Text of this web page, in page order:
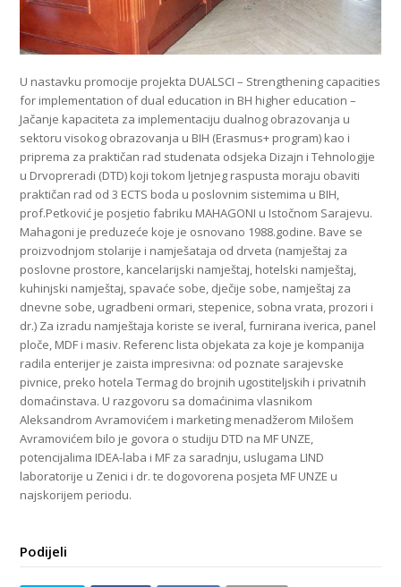
U nastavku promocije projekta DUALSCI – Strengthening capacities
for implementation of dual education in BH higher education –
Jačanje kapaciteta za implementaciju dualnog obrazovanja u
sektoru visokog obrazovanja u BIH (Erasmus+ program) kao i
priprema za praktičan rad studenata odsjeka Dizajn i Tehnologije
u Drvopreradi (DTD) koji tokom ljetnjeg raspusta moraju obaviti
praktičan rad od 3 ECTS boda u poslovnim sistemima u BIH,
prof.Petković je posjetio fabriku MAHAGONI u Istočnom Sarajevu.
Mahagoni je preduzeće koje je osnovano 1988.godine. Bave se
proizvodnjom stolarije i namješataja od drveta (namještaj za
poslovne prostore, kancelarijski namještaj, hotelski namještaj,
kuhinjski namještaj, spavaće sobe, dječije sobe, namještaj za
dnevne sobe, ugradbeni ormari, stepenice, sobna vrata, prozori i
dr.) Za izradu namještaja koriste se iveral, furnirana iverica, panel
ploče, MDF i masiv. Referenc lista objekata za koje je kompanija
radila enterijer je zaista impresivna: od poznate sarajevske
pivnice, preko hotela Termag do brojnih ugostiteljskih i privatnih
domaćinstava. U razgovoru sa domaćinima vlasnikom
Aleksandrom Avramovićem i marketing menadžerom Milošem
Avramovićem bilo je govora o studiju DTD na MF UNZE,
potencijalima IDEA-laba i MF za saradnju, uslugama LIND
laboratorije u Zenici i dr. te dogovorena posjeta MF UNZE u
najskorijem periodu.
Podijeli